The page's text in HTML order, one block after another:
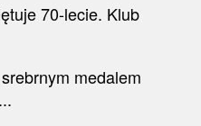
70-lecie. Klub
medalem